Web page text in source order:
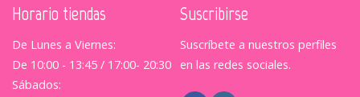
Horario tiendas
De Lunes a Viernes:
De 10:00 - 13:45 / 17:00- 20:30
Sábados:
Suscribirse
Suscríbete a nuestros perfiles
en las redes sociales.